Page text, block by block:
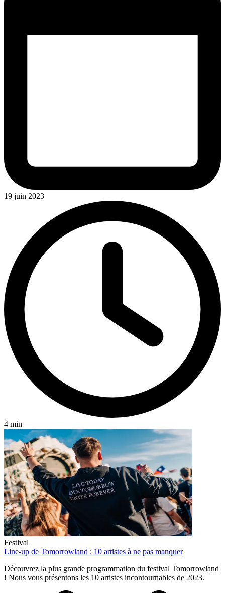
19 juin 2023
4 min
Festival
Line-up de Tomorrowland : 10 artistes à ne pas manquer
Découvrez la plus grande programmation du festival Tomorrowland
! Nous vous présentons les 10 artistes incontournables de 2023.